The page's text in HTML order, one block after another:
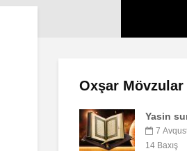
Oxşar Mövzular
Qeyri-